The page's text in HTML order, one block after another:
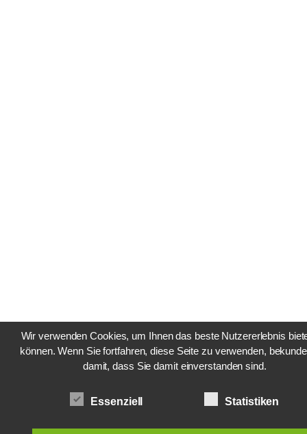
Wir verwenden Cookies, um Ihnen das beste Nutzererlebnis
können. Wenn Sie fortfahren, diese Seite zu verwenden,
damit, dass Sie damit einverstanden sind.
Essenziell Statistiken